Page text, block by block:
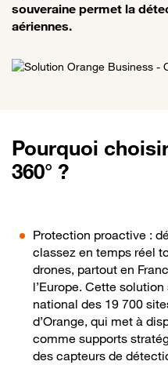
souveraine permet la
aériennes.
Pourquoi
360° ?
Protection proactive :
classez en temps réel
drones, partout en
l’Europe. Cette
national des 19 700
d’Orange, qui met à
comme supports
des capteurs de